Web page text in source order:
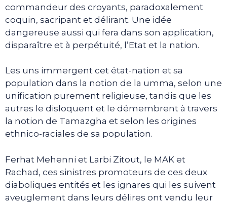
commandeur des croyants, paradoxalement
coquin, sacripant et délirant. Une idée
dangereuse aussi qui fera dans son application,
disparaître et à perpétuité, l’Etat et la nation.
Les uns immergent cet état-nation et sa
population dans la notion de la umma, selon une
unification purement religieuse, tandis que les
autres le disloquent et le démembrent à travers
la notion de Tamazgha et selon les origines
ethnico-raciales de sa population.
Ferhat Mehenni et Larbi Zitout, le MAK et
Rachad, ces sinistres promoteurs de ces deux
diaboliques entités et les ignares qui les suivent
aveuglement dans leurs délires ont vendu leur